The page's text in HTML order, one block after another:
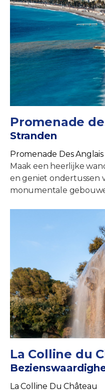
Promenade
Stranden
Promenade Des Anglais
Maak een heerlijke
en geniet ondertussen
monumentale
La Colline du
La Colline Du Château